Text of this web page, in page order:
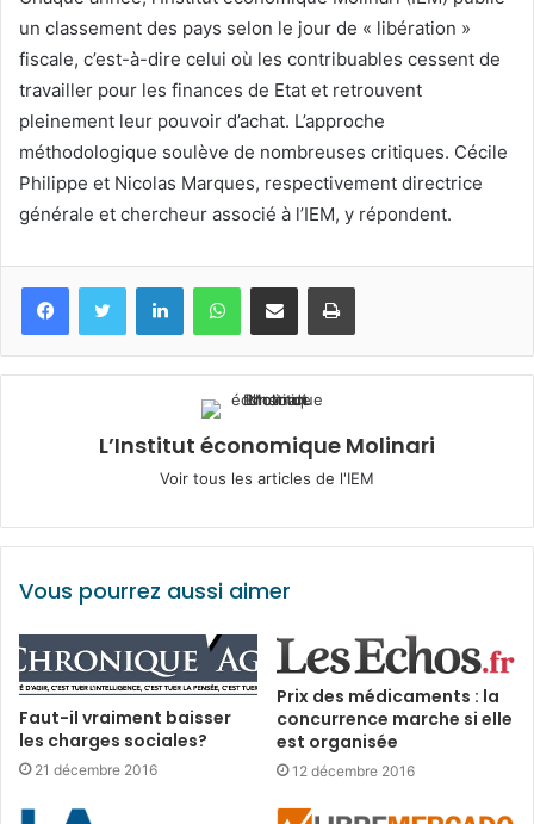
un classement des pays selon le jour de « libération »
fiscale, c’est-à-dire celui où les contribuables cessent de
travailler pour les finances de Etat et retrouvent
pleinement leur pouvoir d’achat. L’approche
méthodologique soulève de nombreuses critiques. Cécile
Philippe et Nicolas Marques, respectivement directrice
générale et chercheur associé à l’IEM, y répondent.
FacebookTwitter LinkedinWhatsApp
Partagez par mail Imprimez
L’Institut économique Molinari
Voir tous les articles de l'IEM
Vous pourrez aussi aimer
Faut-il vraiment baisser
les charges sociales?
21 décembre 2016
Prix des médicaments : la
concurrence marche si elle
est organisée
12 décembre 2016